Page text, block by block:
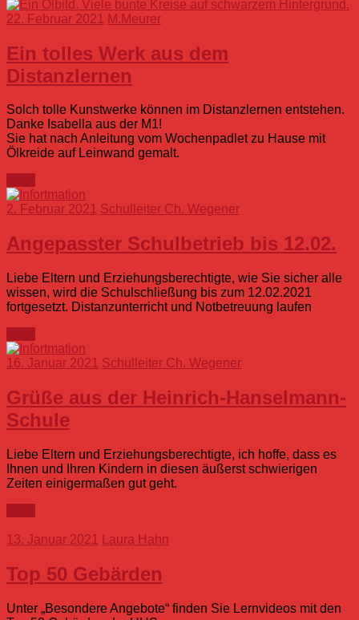
22. Februar 2021 M.Meurer
Ein tolles Werk aus dem
Distanzlernen
Solch tolle Kunstwerke können im Distanzlernen entstehen.
Danke Isabella aus der M1!
Sie hat nach Anleitung vom Wochenpadlet zu Hause mit
Ölkreide auf Leinwand gemalt.
2. Februar 2021 Schulleiter Ch. Wegener
Angepasster Schulbetrieb bis 12.02.
Liebe Eltern und Erziehungsberechtigte, wie Sie sicher alle
wissen, wird die Schulschließung bis zum 12.02.2021
fortgesetzt. Distanzunterricht und Notbetreuung laufen
16. Januar 2021 Schulleiter Ch. Wegener
Grüße aus der Heinrich-Hanselmann-
Schule
Liebe Eltern und Erziehungsberechtigte, ich hoffe, dass es
Ihnen und Ihren Kindern in diesen äußerst schwierigen
Zeiten einigermaßen gut geht.
13. Januar 2021 Laura Hahn
Top 50 Gebärden
Unter „Besondere Angebote“ finden Sie Lernvideos mit den